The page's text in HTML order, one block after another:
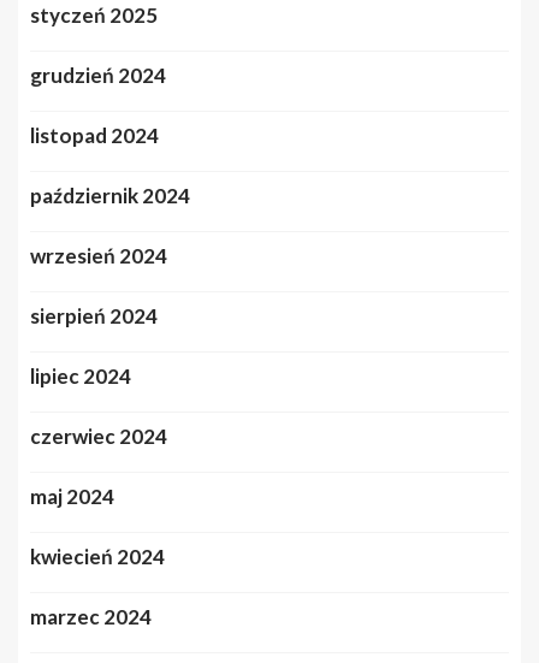
styczeń 2025
grudzień 2024
listopad 2024
październik 2024
wrzesień 2024
sierpień 2024
lipiec 2024
czerwiec 2024
maj 2024
kwiecień 2024
marzec 2024